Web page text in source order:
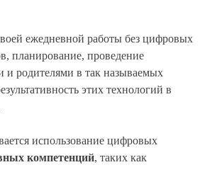
ежедневной работы без цифровых
планирование, проведение
и родителями в так называемых
этих технологий в
использование цифровых
компетенций, таких как